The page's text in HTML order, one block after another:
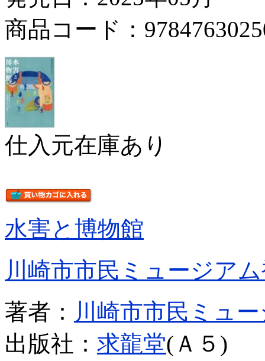
商品コード：
仕入元在庫あり
水害と博物館
川崎市市民ミュージア
著者： 川崎市市民ミュ
出版社： 求龍堂(Ａ５)